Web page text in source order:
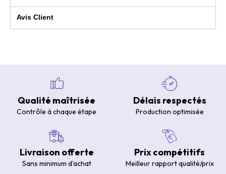
Avis Client
Qualité maîtrisée
Contrôle à chaque étape
Délais respectés
Production optimisée
Livraison offerte
Sans minimum d'achat
Prix compétitifs
Meilleur rapport qualité/prix